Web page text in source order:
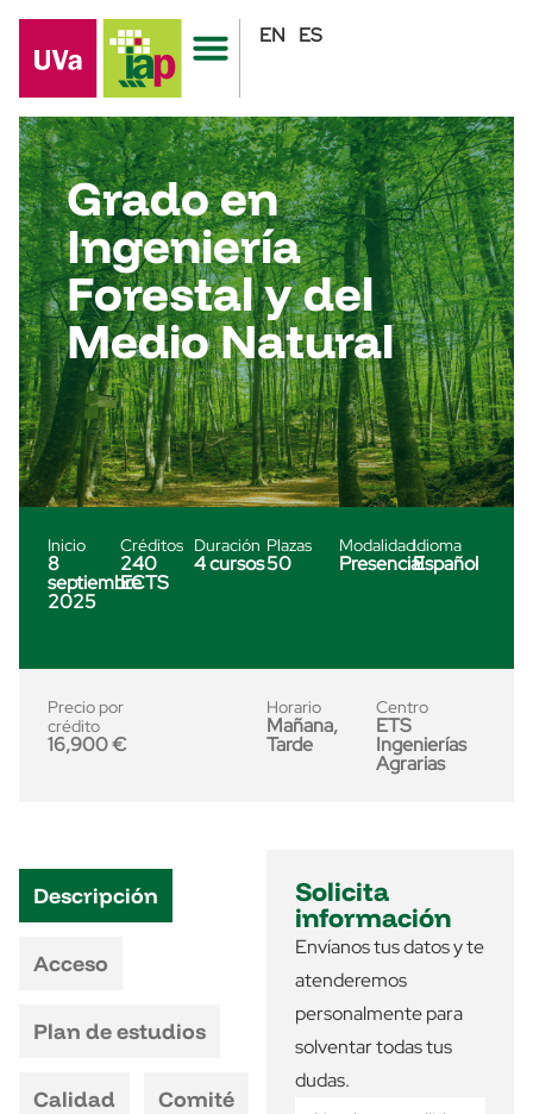
EN ES
Grado en
Ingeniería
Forestal y del
Medio Natural
Inicio
8
septiembre
2025
Créditos
240
ECTS
Duración
4 cursos
Plazas
50
Modalidad
Presencial
Idioma
Español
Precio por
crédito
16,900 €
Horario
Mañana,
Tarde
Centro
ETS
Ingenierías
Agrarias
Descripción
Acceso
Plan de estudios
Calidad Comité
Solicita
información
Envíanos tus datos y te
atenderemos
personalmente para
solventar todas tus
dudas.